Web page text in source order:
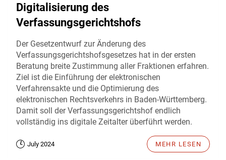
Digitalisierung des
Verfassungsgerichtshofs
Der Gesetzentwurf zur Änderung des
Verfassungsgerichtshofsgesetzes hat in der ersten
Beratung breite Zustimmung aller Fraktionen erfahren.
Ziel ist die Einführung der elektronischen
Verfahrensakte und die Optimierung des
elektronischen Rechtsverkehrs in Baden-Württemberg.
Damit soll der Verfassungsgerichtshof endlich
vollständig ins digitale Zeitalter überführt werden.
July 2024 MEHR LESEN